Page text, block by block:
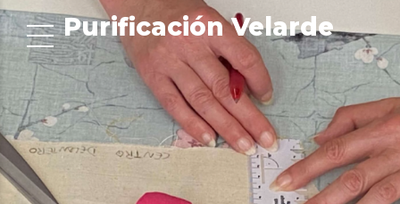
Purificación Velarde